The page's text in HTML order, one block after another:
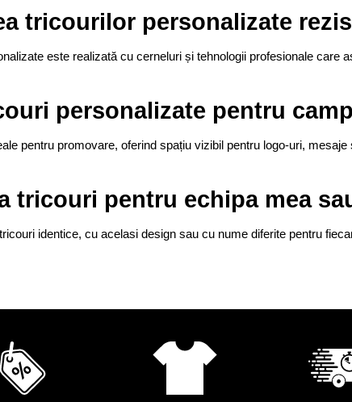
tricourilor personalizate
este realizată cu cerneluri și tehnologii profesionale care
personalizate pentru
pentru promovare, oferind spațiu vizibil pentru logo-uri,
tricouri pentru echipa mea
identice, cu acelasi design sau cu nume diferite pentru